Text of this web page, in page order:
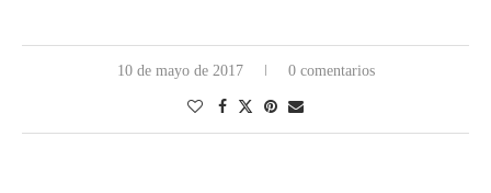
10 de mayo de 2017 0 comentarios